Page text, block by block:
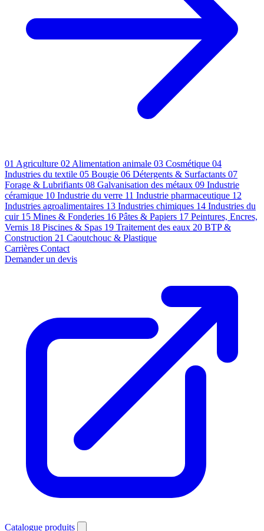
01 Agriculture 02 Alimentation animale 03 Cosmétique 04
Industries du textile 05 Bougie 06 Détergents & Surfactants 07
Forage & Lubrifiants 08 Galvanisation des métaux 09 Industrie
céramique 10 Industrie du verre 11 Industrie pharmaceutique 12
Industries agroalimentaires 13 Industries chimiques 14 Industries du
cuir 15 Mines & Fonderies 16 Pâtes & Papiers 17 Peintures, Encres,
Vernis 18 Piscines & Spas 19 Traitement des eaux 20 BTP &
Construction 21 Caoutchouc & Plastique
Carrières Contact
Demander un devis
Catalogue produits